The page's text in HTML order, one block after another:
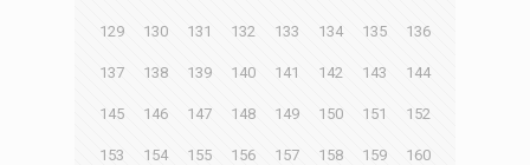
129 130 131 132 133 134 135 136
137 138 139 140 141 142 143 144
145 146 147 148 149 150 151 152
153 154 155 156 157 158 159 160